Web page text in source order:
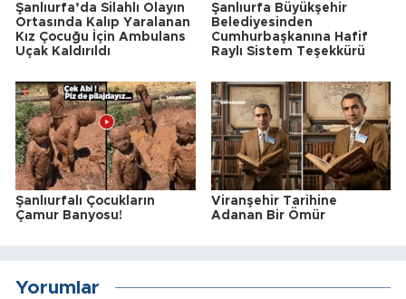
Şanlıurfa’da Silahlı Olayın
Ortasında Kalıp Yaralanan
Kız Çocuğu İçin Ambulans
Uçak Kaldırıldı
Şanlıurfa Büyükşehir
Belediyesinden
Cumhurbaşkanına Hafif
Raylı Sistem Teşekkürü
Şanlıurfalı Çocukların
Çamur Banyosu!
Viranşehir Tarihine
Adanan Bir Ömür
Yorumlar